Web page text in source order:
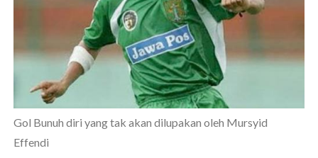
Gol Bunuh diri yang tak akan dilupakan oleh Mursyid
Effendi